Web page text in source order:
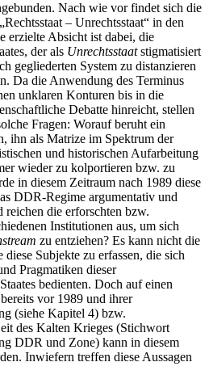
Nach wie vor findet sich die
– Unrechtsstaat“ in den
erzielte Absicht ist dabei, die
der als Unrechtsstaatstigmatisiert
gegliederten System zu distanzieren
Da die Anwendung des Terminus
unklaren Konturen bis in die
Debatte hinreicht, stellen
Fragen: Worauf beruht ein
ihn als Matrize im Spektrum der
und historischen Aufarbeitung
wieder zu kolportieren bzw. zu
in diesem Zeitraum nach 1989 diese
DDR-Regime argumentativ und
reichen die erforschten bzw.
Institutionen aus, um sich
zu entziehen? Es kann nicht die
Subjekte zu erfassen, die sich
Pragmatiken dieser
bedienten. Doch auf einen
vor 1989 und ihrer
(siehe Kapitel 4) bzw.
des Kalten Krieges (Stichwort
DDR und Zone) kann in diesem
Inwiefern treffen diese Aussagen